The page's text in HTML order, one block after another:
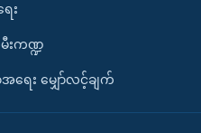
ေး
းကဏ္ဍ
ရေး မျှော်လင့်ချက်